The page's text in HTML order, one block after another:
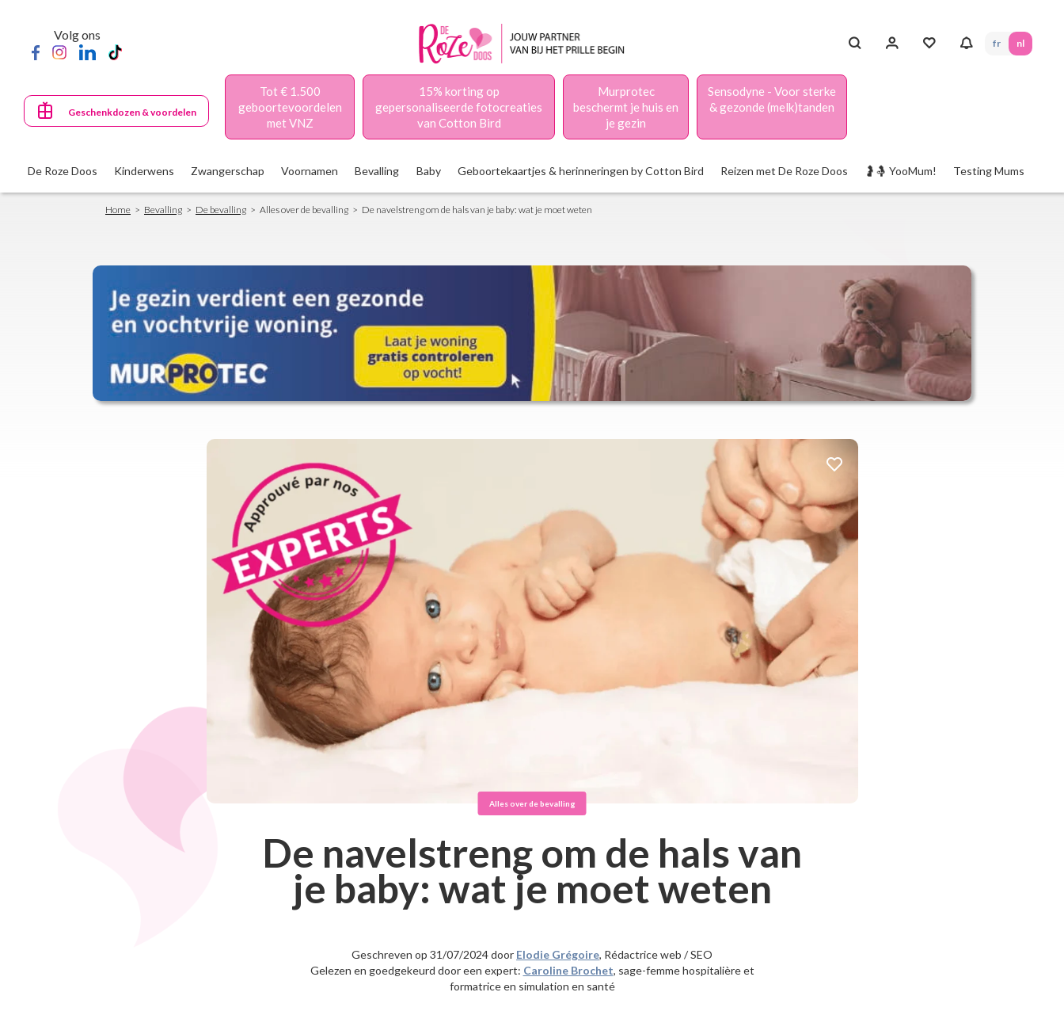
content
Volg ons
fr nl
Geschenkdozen & voordelen
Tot € 1.500
geboortevoordelen
met VNZ
15% korting op
gepersonaliseerde fotocreaties
van Cotton Bird
Murprotec
beschermt je huis en
je gezin
Sensodyne - Voor sterke
& gezonde (melk)tanden
De Roze Doos Kinderwens Zwangerschap Voornamen Bevalling Baby Geboortekaartjes & herinneringen by Cotton Bird Reizen met De Roze Doos 🤰🤱 YooMum! Testing Mums
Breadcrumb
Home Bevalling De bevalling Alles over de bevalling De navelstreng om de hals van je baby: wat je moet weten
Alles over de bevalling
De navelstreng om de hals van
je baby: wat je moet weten
Geschreven op 31/07/2024 door Elodie Grégoire, Rédactrice web / SEO
Gelezen en goedgekeurd door een expert: Caroline Brochet, sage-femme hospitalière et
formatrice en simulation en santé